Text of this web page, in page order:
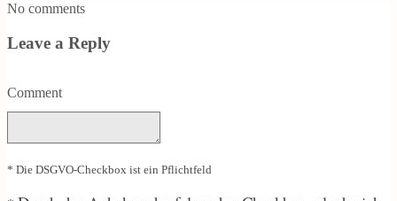
No comments
Leave a Reply
Comment
* Die DSGVO-Checkbox ist ein Pflichtfeld